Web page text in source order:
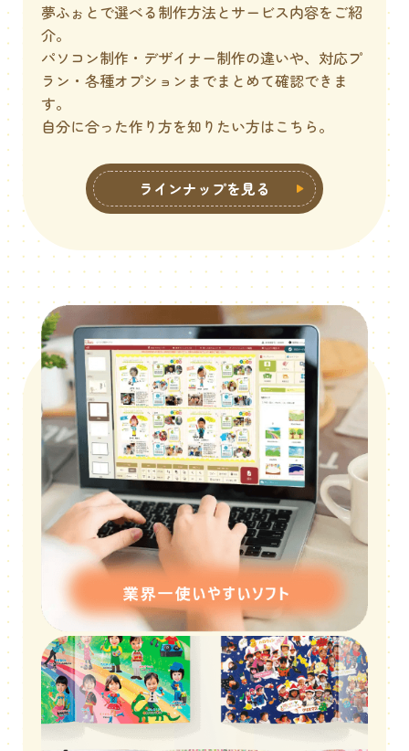
夢ふぉとで選べる制作方法とサービス内容をご紹
介。
パソコン制作・デザイナー制作の違いや、対応プ
ラン・各種オプションまでまとめて確認できま
す。
自分に合った作り方を知りたい方はこちら。
ラインナップを見る